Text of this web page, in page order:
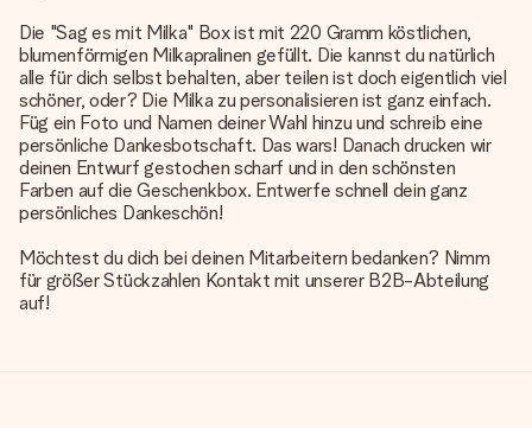
Die "Sag es mit Milka" Box ist mit 220 Gramm köstlichen,
blumenförmigen Milkapralinen gefüllt. Die kannst du natürlich
alle für dich selbst behalten, aber teilen ist doch eigentlich viel
schöner, oder? Die Milka zu personalisieren ist ganz einfach.
Füg ein Foto und Namen deiner Wahl hinzu und schreib eine
persönliche Dankesbotschaft. Das wars! Danach drucken wir
deinen Entwurf gestochen scharf und in den schönsten
Farben auf die Geschenkbox. Entwerfe schnell dein ganz
persönliches Dankeschön!
Möchtest du dich bei deinen Mitarbeitern bedanken? Nimm
für größer Stückzahlen Kontakt mit unserer B2B-Abteilung
auf!